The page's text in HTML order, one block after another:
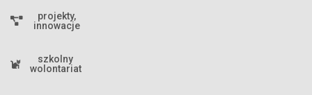
projekty,
innowacje
szkolny
wolontariat